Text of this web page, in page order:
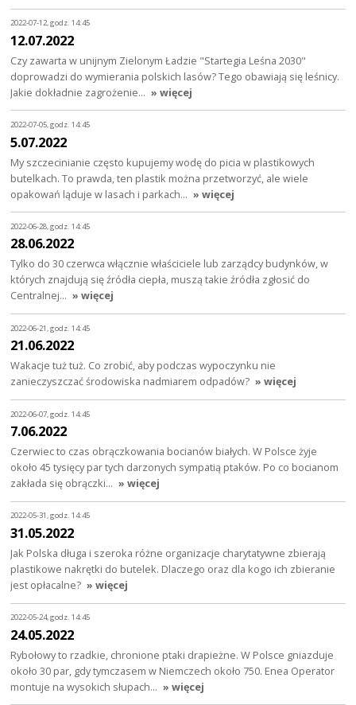
2022-07-12, godz. 14:45
12.07.2022
Czy zawarta w unijnym Zielonym Ładzie "Startegia Leśna 2030"
doprowadzi do wymierania polskich lasów? Tego obawiają się leśnicy.
Jakie dokładnie zagrożenie… » więcej
2022-07-05, godz. 14:45
5.07.2022
My szczecinianie często kupujemy wodę do picia w plastikowych
butelkach. To prawda, ten plastik można przetworzyć, ale wiele
opakowań ląduje w lasach i parkach… » więcej
2022-06-28, godz. 14:45
28.06.2022
Tylko do 30 czerwca włącznie właściciele lub zarządcy budynków, w
których znajdują się źródła ciepła, muszą takie źródła zgłosić do
Centralnej… » więcej
2022-06-21, godz. 14:45
21.06.2022
Wakacje tuż tuż. Co zrobić, aby podczas wypoczynku nie
zanieczyszczać środowiska nadmiarem odpadów? » więcej
2022-06-07, godz. 14:45
7.06.2022
Czerwiec to czas obrączkowania bocianów białych. W Polsce żyje
około 45 tysięcy par tych darzonych sympatią ptaków. Po co bocianom
zakłada się obrączki… » więcej
2022-05-31, godz. 14:45
31.05.2022
Jak Polska długa i szeroka różne organizacje charytatywne zbierają
plastikowe nakrętki do butelek. Dlaczego oraz dla kogo ich zbieranie
jest opłacalne? » więcej
2022-05-24, godz. 14:45
24.05.2022
Rybołowy to rzadkie, chronione ptaki drapieżne. W Polsce gniazduje
około 30 par, gdy tymczasem w Niemczech około 750. Enea Operator
montuje na wysokich słupach… » więcej